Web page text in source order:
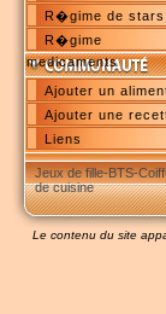
R�gime de stars
R�gime
medicaments
Ajouter un
Ajouter une
Liens
Jeux de fille-BTS-
de cuisine
Le contenu du site